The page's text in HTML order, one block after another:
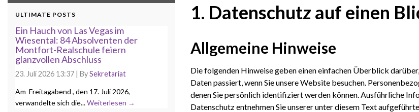
1. Datenschutz auf einen
Allgemeine Hinweise
Die folgenden Hinweise geben einen einfachen Überblick
Daten passiert, wenn Sie unsere Website besuchen.
denen Sie persönlich identifiziert werden können. Ausführliche
Datenschutz entnehmen Sie unserer unter diesem Text
ULTIMATE POSTS
Ein Hauch von Las Vegas im
Wiesental: 84 Absolventen der
Montfort-Realschule feiern
glanzvollen Abschluss
23. Juli 2026 13:37 | BySekretariat
Am Freitagabend , den 17. Juli 2026,
verwandelte sich die...Weiterlesen →